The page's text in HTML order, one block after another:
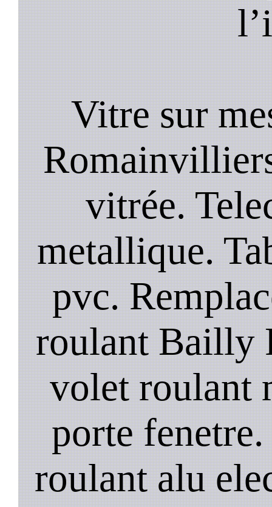
Vitre sur
vitrée.
metallique.
pvc.
roulant Bailly
volet roulant
porte
roulant alu